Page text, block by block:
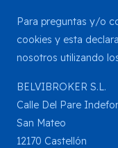
Para preguntas y/o
cookies y esta
nosotros utilizando
BELVIBROKER S.L.
Calle Del Pare
San Mateo
12170 Castellón